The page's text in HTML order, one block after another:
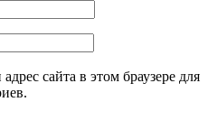
сайта в этом браузере для